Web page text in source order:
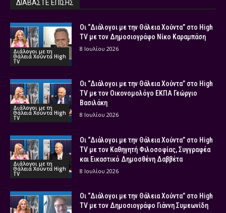
ΔΙΑΒΑΣΤΕ ΕΠΙΣΗΣ
Διάλογοι με τη
Θάλεια Χούντα High
TV
Οι “Διάλογοι με την Θάλεια Χούντα” στο High
TV με τον Δημοσιογράφο Νίκο Καραμπάση
8 Ιουλίου 2026
Διάλογοι με τη
Θάλεια Χούντα High
TV
Οι “Διάλογοι με την Θάλεια Χούντα” στο High
TV με τον Οικονομολόγο ΕΚΠΑ Γεώργιο
Βασιλάκη
8 Ιουλίου 2026
Διάλογοι με τη
Θάλεια Χούντα High
TV
Οι “Διάλογοι με την Θάλεια Χούντα” στο High
TV με τον Καθηγητή Φιλοσοφίας, Συγγραφέα
και Εικαστικό Δημοσθένη Δαββέτα
8 Ιουλίου 2026
Οι “Διάλογοι με την Θάλεια Χούντα” στο High
TV με τον Δημοσιογράφο Γιάννη Συμεωνίδη